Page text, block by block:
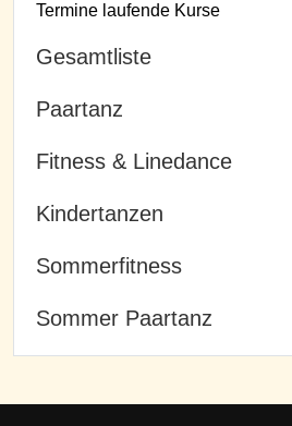
Termine laufende Kurse
Gesamtliste
Paartanz
Fitness & Linedance
Kindertanzen
Sommerfitness
Sommer Paartanz